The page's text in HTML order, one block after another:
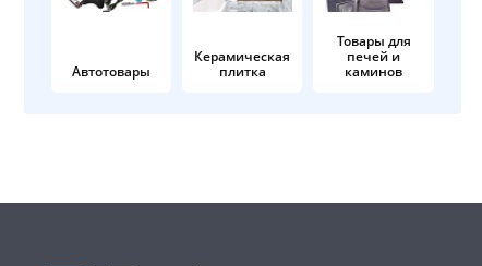
Автотовары
Керамическая
плитка
Товары для
печей и
каминов